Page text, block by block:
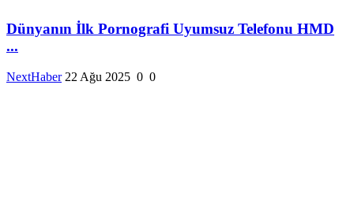
Dünyanın İlk Pornografi Uyumsuz Telefonu HMD
...
NextHaber 22 Ağu 2025 0 0